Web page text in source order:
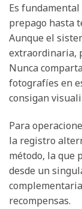
Es
prepago hasta
Aunque el
extraordinaria,
Nunca
fotografíes en
consigan
Para
la registro
método, la que
desde un
recompensas.